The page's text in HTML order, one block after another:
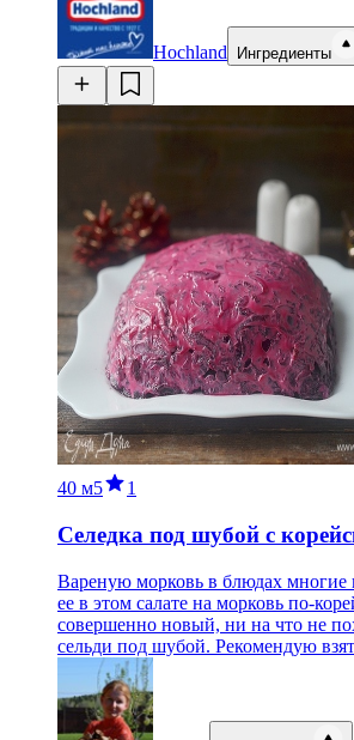
Hochland Ингредиенты
40 м5 1
Селедка под шубой с
Вареную морковь в блюдах многие
ее в этом салате на морковь по-
совершенно новый, ни на что не
сельди под шубой. Рекомендую